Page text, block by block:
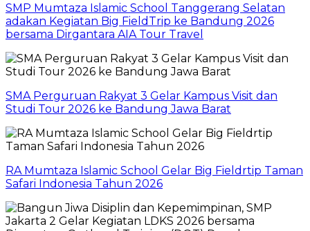
SMP Mumtaza Islamic School Tanggerang Selatan
adakan Kegiatan Big FieldTrip ke Bandung 2026
bersama Dirgantara AIA Tour Travel
SMA Perguruan Rakyat 3 Gelar Kampus Visit dan
Studi Tour 2026 ke Bandung Jawa Barat
RA Mumtaza Islamic School Gelar Big Fieldrtip Taman
Safari Indonesia Tahun 2026